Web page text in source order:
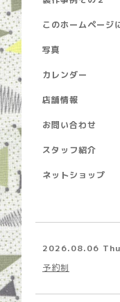
このホームページ
写真
カレンダー
店舗情報
お問い合わせ
スタッフ紹介
ネットショップ
2026.08.06
予約制